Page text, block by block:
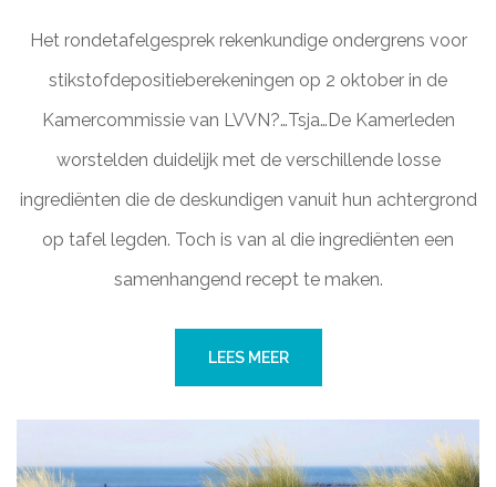
Het rondetafelgesprek rekenkundige ondergrens voor
stikstofdepositieberekeningen op 2 oktober in de
Kamercommissie van LVVN?…Tsja…De Kamerleden
worstelden duidelijk met de verschillende losse
ingrediënten die de deskundigen vanuit hun achtergrond
op tafel legden. Toch is van al die ingrediënten een
samenhangend recept te maken.
LEES MEER